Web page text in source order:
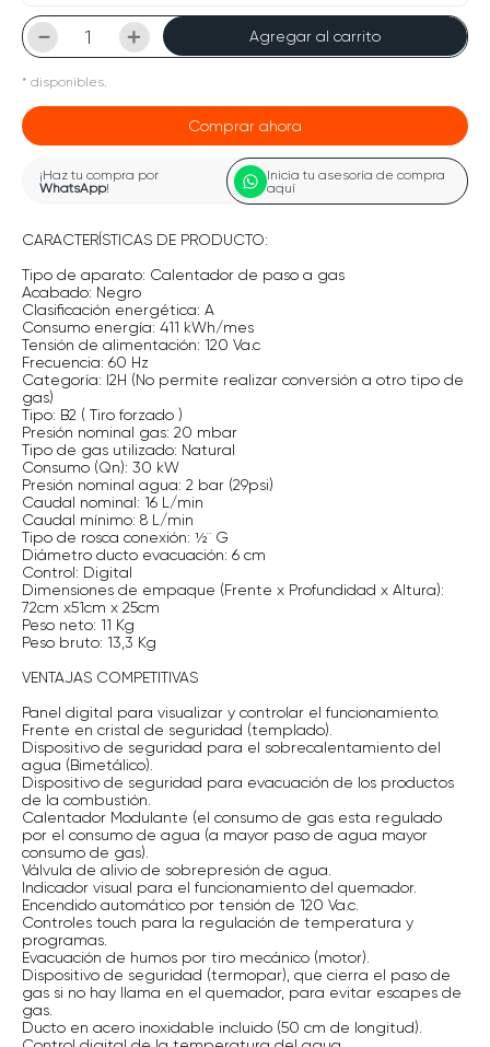
＋
－ Agregar al carrito
* disponibles.
Comprar ahora
¡Haz tu compra por
WhatsApp!
Inicia tu asesoría de compra
aquí
CARACTERÍSTICAS DE PRODUCTO:
Tipo de aparato: Calentador de paso a gas
Acabado: Negro
Clasificación energética: A
Consumo energía: 411 kWh/mes
Tensión de alimentación: 120 Va.c
Frecuencia: 60 Hz
Categoría: I2H (No permite realizar conversión a otro tipo de
gas)
Tipo: B2 ( Tiro forzado )
Presión nominal gas: 20 mbar
Tipo de gas utilizado: Natural
Consumo (Qn): 30 kW
Presión nominal agua: 2 bar (29psi)
Caudal nominal: 16 L/min
Caudal mínimo: 8 L/min
Tipo de rosca conexión: ½¨ G
Diámetro ducto evacuación: 6 cm
Control: Digital
Dimensiones de empaque (Frente x Profundidad x Altura):
72cm x51cm x 25cm
Peso neto: 11 Kg
Peso bruto: 13,3 Kg
VENTAJAS COMPETITIVAS
Panel digital para visualizar y controlar el funcionamiento.
Frente en cristal de seguridad (templado).
Dispositivo de seguridad para el sobrecalentamiento del
agua (Bimetálico).
Dispositivo de seguridad para evacuación de los productos
de la combustión.
Calentador Modulante (el consumo de gas esta regulado
por el consumo de agua (a mayor paso de agua mayor
consumo de gas).
Válvula de alivio de sobrepresión de agua.
Indicador visual para el funcionamiento del quemador.
Encendido automático por tensión de 120 Va.c.
Controles touch para la regulación de temperatura y
programas.
Evacuación de humos por tiro mecánico (motor).
Dispositivo de seguridad (termopar), que cierra el paso de
gas si no hay llama en el quemador, para evitar escapes de
gas.
Ducto en acero inoxidable incluido (50 cm de longitud).